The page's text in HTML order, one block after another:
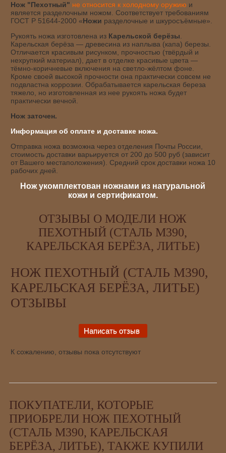
Нож "Пехотный" не относится к холодному оружию и
является разделочным ножом. Соответствует требованиям
ГОСТ Р 51644-2000 «Ножи разделочные и шкуросъёмные».
Рукоять ножа изготовлена из Карельской берёзы
Карельская берёза — древесина из наплыва (капа) березы.
Отличается красивым рисунком, прочностью (твёрдый и
нехрупкий материал), дает в отделке красивые цвета —
тёмно-коричневые включения на светло-жёлтом фоне.
Кроме своей высокой прочности она практически совсем не
подвластна коррозии. Обрабатывается карельская береза
тяжело, но изготовленная из нее рукоять ножа будет
практически вечной.
Нож заточен.
Информация об оплате и доставке ножа.
Отправка ножа возможна через отделения Почты России,
стоимость доставки варьируется от 200 до 500 руб (зависит
от Вашего местаположения). Средний срок доставки ножа 10
рабочих дней.
Нож укомплектован ножнами из натуральной
кожи и сертификатом.
ОТЗЫВЫ О МОДЕЛИ НОЖ
ПЕХОТНЫЙ (СТАЛЬ М390,
КАРЕЛЬСКАЯ БЕРЁЗА, ЛИТЬЕ)
НОЖ ПЕХОТНЫЙ (СТАЛЬ М390,
КАРЕЛЬСКАЯ БЕРЁЗА, ЛИТЬЕ)
ОТЗЫВЫ
К сожалению, отзывы пока отсутствуют
ПОКУПАТЕЛИ, КОТОРЫЕ
ПРИОБРЕЛИ НОЖ ПЕХОТНЫЙ
(СТАЛЬ М390, КАРЕЛЬСКАЯ
БЕРЁЗА, ЛИТЬЕ), ТАКЖЕ КУПИЛИ